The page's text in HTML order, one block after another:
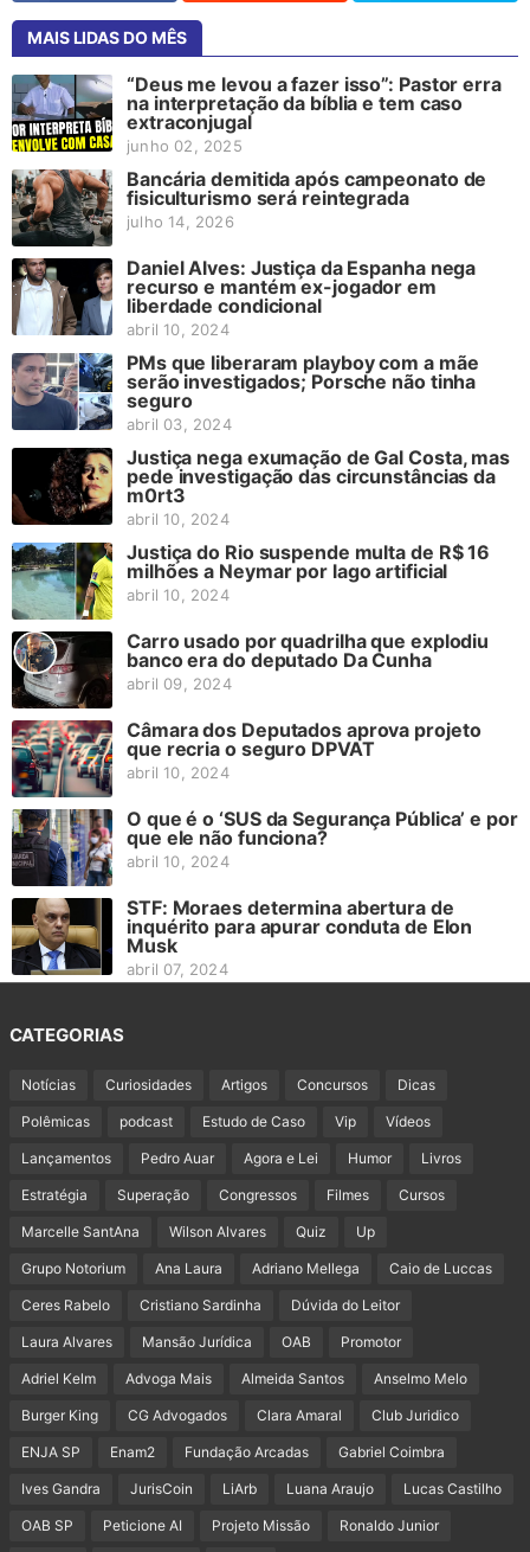
MAIS LIDAS DO MÊS
“Deus me levou a fazer isso”: Pastor erra
na interpretação da bíblia e tem caso
extraconjugal
junho 02, 2025
Bancária demitida após campeonato de
fisiculturismo será reintegrada
julho 14, 2026
Daniel Alves: Justiça da Espanha nega
recurso e mantém ex-jogador em
liberdade condicional
abril 10, 2024
PMs que liberaram playboy com a mãe
serão investigados; Porsche não tinha
seguro
abril 03, 2024
Justiça nega exumação de Gal Costa, mas
pede investigação das circunstâncias da
m0rt3
abril 10, 2024
Justiça do Rio suspende multa de R$ 16
milhões a Neymar por lago artificial
abril 10, 2024
Carro usado por quadrilha que explodiu
banco era do deputado Da Cunha
abril 09, 2024
Câmara dos Deputados aprova projeto
que recria o seguro DPVAT
abril 10, 2024
O que é o ‘SUS da Segurança Pública’ e por
que ele não funciona?
abril 10, 2024
STF: Moraes determina abertura de
inquérito para apurar conduta de Elon
Musk
abril 07, 2024
CATEGORIAS
Notícias Curiosidades Artigos Concursos Dicas
Polêmicas podcast Estudo de Caso Vip Vídeos
Lançamentos Pedro Auar Agora e Lei Humor Livros
Estratégia Superação Congressos Filmes Cursos
Marcelle SantAna Wilson Alvares Quiz Up
Grupo Notorium Ana Laura Adriano Mellega Caio de Luccas
Ceres Rabelo Cristiano Sardinha Dúvida do Leitor
Laura Alvares Mansão Jurídica OAB Promotor
Adriel Kelm Advoga Mais Almeida Santos Anselmo Melo
Burger King CG Advogados Clara Amaral Club Juridico
ENJA SP Enam2 Fundação Arcadas Gabriel Coimbra
Ives Gandra JurisCoin LiArb Luana Araujo Lucas Castilho
OAB SP Peticione AI Projeto Missão Ronaldo Junior